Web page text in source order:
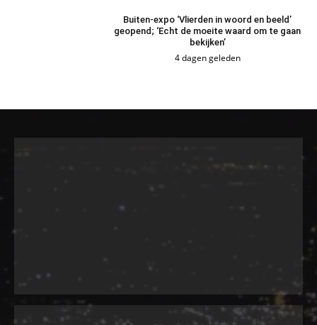
Buiten-expo ‘Vlierden in woord en beeld’
geopend; ‘Echt de moeite waard om te gaan
bekijken’
4 dagen geleden